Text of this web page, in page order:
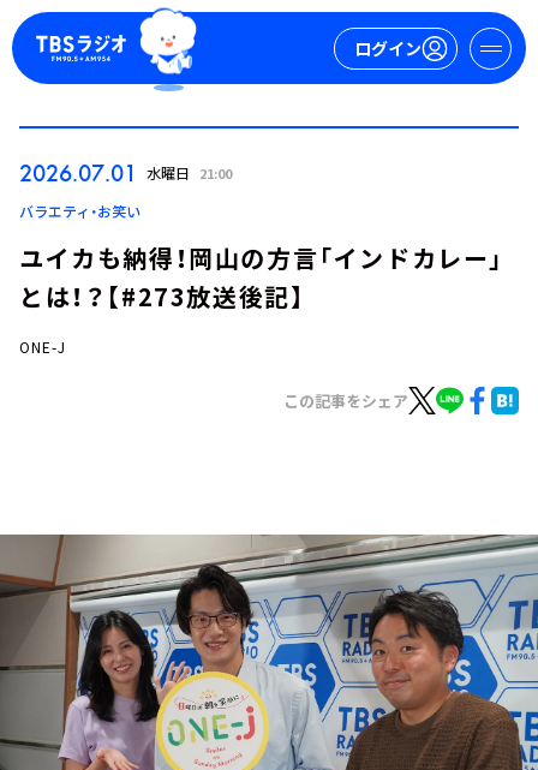
ログイン
ログイン
イベント・グッズ
YouTube
会社情報
2026.07.01 水曜日 21:00
バラエティ・お笑い
ユイカも納得！岡山の方言「インドカレー」
とは！？【#273放送後記】
ONE-J
この記事をシェア